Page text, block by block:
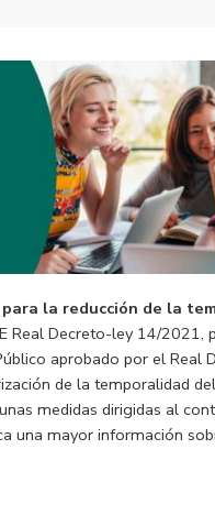
la reducción de la
Real Decreto-ley 14/
aprobado por el Real
de la temporalidad
medidas dirigidas al
una mayor información